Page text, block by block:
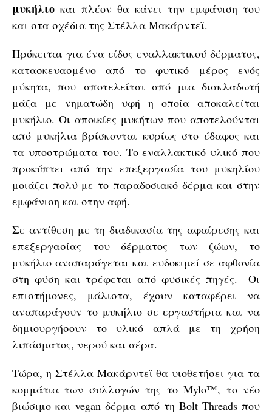
μυκήλιο και πλέον θα κάνει την εμφάνιση του
και στα σχέδια της Στέλλα Μακάρντεϊ.
Πρόκειται για ένα είδος εναλλακτικού δέρματος,
κατασκευασμένο από το φυτικό μέρος ενός
μύκητα, που αποτελείται από μια διακλαδωτή
μάζα με νηματώδη υφή η οποία αποκαλείται
μυκήλιο. Οι αποικίες μυκήτων που αποτελούνται
από μυκήλια βρίσκονται κυρίως στο έδαφος και
τα υποστρώματα του. Το εναλλακτικό υλικό που
προκύπτει από την επεξεργασία του μυκηλίου
μοιάζει πολύ με το παραδοσιακό δέρμα και στην
εμφάνιση και στην αφή.
Σε αντίθεση με τη διαδικασία της αφαίρεσης και
επεξεργασίας του δέρματος των ζώων, το
μυκήλιο αναπαράγεται και ευδοκιμεί σε αφθονία
στη φύση και τρέφεται από φυσικές πηγές. Οι
επιστήμονες, μάλιστα, έχουν καταφέρει να
αναπαράγουν το μυκήλιο σε εργαστήρια και να
δημιουργήσουν το υλικό απλά με τη χρήση
λιπάσματος, νερού και αέρα.
Τώρα, η Στέλλα Μακάρντεϊ θα υιοθετήσει για τα
κομμάτια των συλλογών της το Mylo™️, το νέο
βιώσιμο και vegan δέρμα από τη Bolt Threads που